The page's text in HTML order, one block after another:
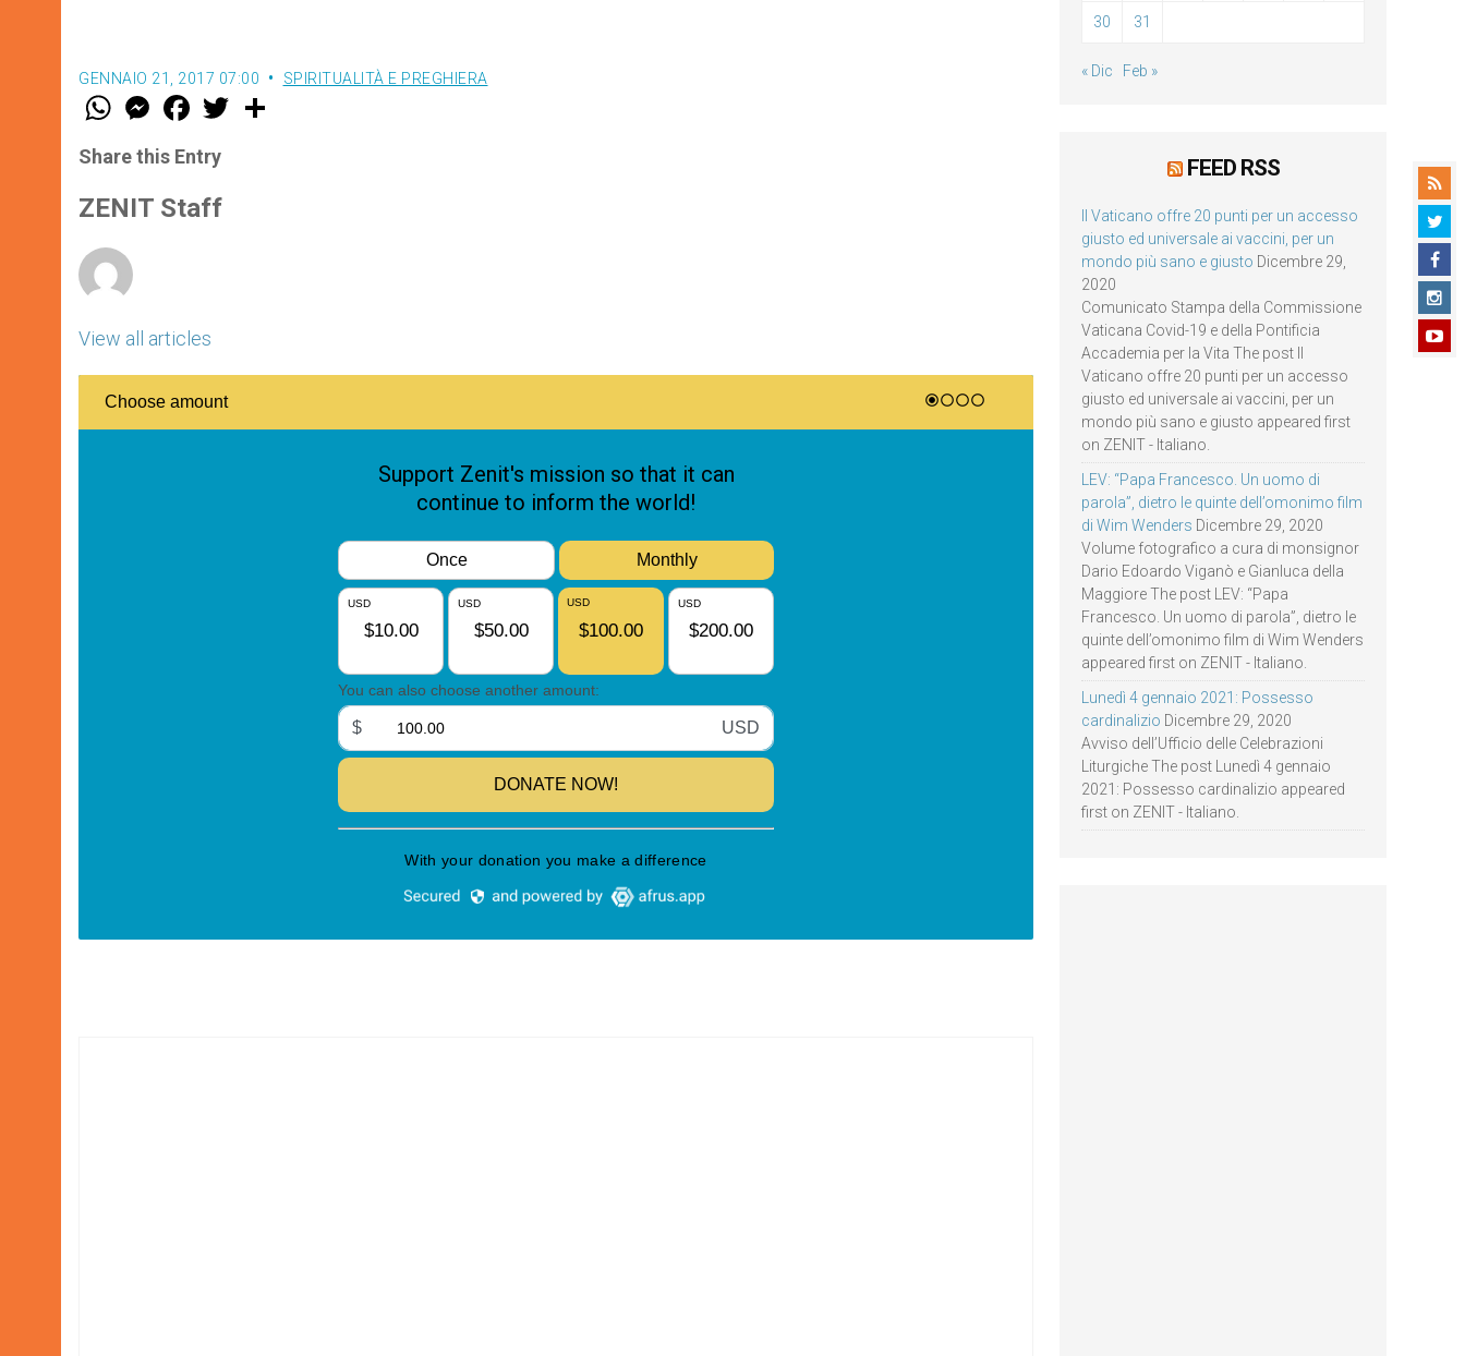
GENNAIO 21, 2017 07:00 SPIRITUALITÀ E PREGHIERA
W
t
s
p
p
M
e
s
e
g
e
F
a
e
b
o
k
w
Share this Entry
ZENIT Staff
View all articles
30 31
« Dic Feb »
FEED RSS
Il Vaticano offre 20 punti per un accesso
giusto ed universale ai vaccini, per un
mondo più sano e giusto Dicembre 29,
2020
Comunicato Stampa della Commissione
Vaticana Covid-19 e della Pontificia
Accademia per la Vita The post Il
Vaticano offre 20 punti per un accesso
giusto ed universale ai vaccini, per un
mondo più sano e giusto appeared first
on ZENIT - Italiano.
LEV: “Papa Francesco. Un uomo di
parola”, dietro le quinte dell’omonimo film
di Wim Wenders Dicembre 29, 2020
Volume fotografico a cura di monsignor
Dario Edoardo Viganò e Gianluca della
Maggiore The post LEV: “Papa
Francesco. Un uomo di parola”, dietro le
quinte dell’omonimo film di Wim Wenders
appeared first on ZENIT - Italiano.
Lunedì 4 gennaio 2021: Possesso
cardinalizio Dicembre 29, 2020
Avviso dell’Ufficio delle Celebrazioni
Liturgiche The post Lunedì 4 gennaio
2021: Possesso cardinalizio appeared
first on ZENIT - Italiano.